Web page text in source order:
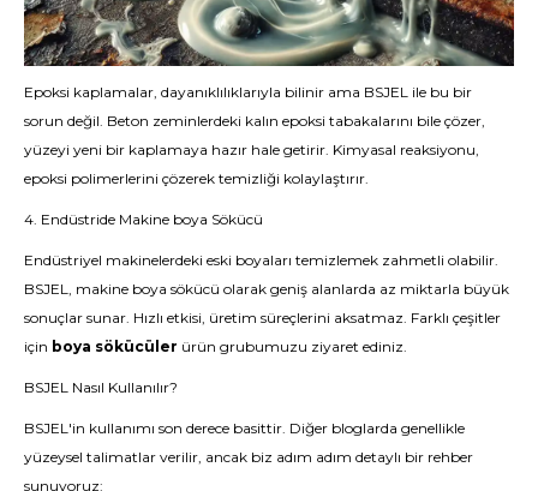
Epoksi kaplamalar, dayanıklılıklarıyla bilinir ama BSJEL ile bu bir
sorun değil. Beton zeminlerdeki kalın epoksi tabakalarını bile çözer,
yüzeyi yeni bir kaplamaya hazır hale getirir. Kimyasal reaksiyonu,
epoksi polimerlerini çözerek temizliği kolaylaştırır.
4. Endüstride Makine boya Sökücü
Endüstriyel makinelerdeki eski boyaları temizlemek zahmetli olabilir.
BSJEL, makine boya sökücü olarak geniş alanlarda az miktarla büyük
sonuçlar sunar. Hızlı etkisi, üretim süreçlerini aksatmaz. Farklı çeşitler
için boya sökücüler ürün grubumuzu ziyaret ediniz.
BSJEL Nasıl Kullanılır?
BSJEL'in kullanımı son derece basittir. Diğer bloglarda genellikle
yüzeysel talimatlar verilir, ancak biz adım adım detaylı bir rehber
sunuyoruz: